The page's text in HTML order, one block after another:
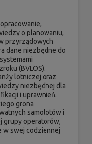
o planowaniu,
przyrządowych
dane niezbędne do
(BVLOS).
lotniczej oraz
niezbędnej dla
i uprawnień.
grona
samolotów i
grupy operatorów,
w swej codziennej